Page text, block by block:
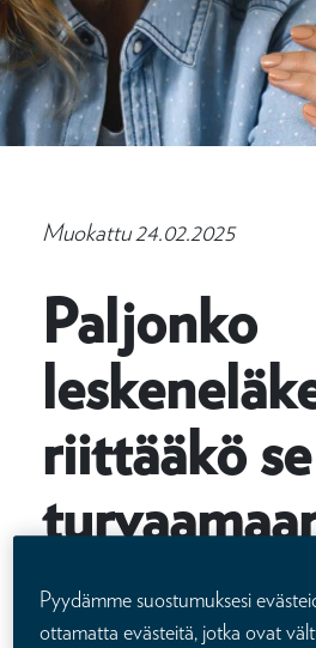
Muokattu 24.02.2025
Paljonko
riittääkö se
lesken?
Pyydämme suostumuksesi
ottamatta evästeitä, jotka ovat